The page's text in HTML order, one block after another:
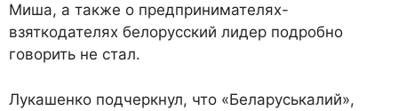
Миша, а также о предпринимателях-
взяткодателях белорусский лидер подробно
говорить не стал.
Лукашенко подчеркнул, что «Беларуськалий»,